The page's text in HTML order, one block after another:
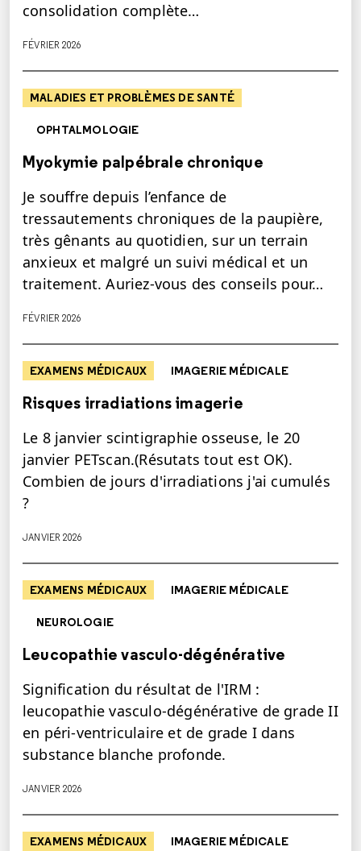
consolidation complète…
FÉVRIER 2026
MALADIES ET PROBLÈMES DE SANTÉ
OPHTALMOLOGIE
Myokymie palpébrale chronique
Je souffre depuis l’enfance de
tressautements chroniques de la paupière,
très gênants au quotidien, sur un terrain
anxieux et malgré un suivi médical et un
traitement. Auriez-vous des conseils pour…
FÉVRIER 2026
EXAMENS MÉDICAUX IMAGERIE MÉDICALE
Risques irradiations imagerie
Le 8 janvier scintigraphie osseuse, le 20
janvier PETscan.(Résutats tout est OK).
Combien de jours d'irradiations j'ai cumulés
?
JANVIER 2026
EXAMENS MÉDICAUX IMAGERIE MÉDICALE
NEUROLOGIE
Leucopathie vasculo-dégénérative
Signification du résultat de l'IRM :
leucopathie vasculo-dégénérative de grade II
en péri-ventriculaire et de grade I dans
substance blanche profonde.
JANVIER 2026
EXAMENS MÉDICAUX IMAGERIE MÉDICALE